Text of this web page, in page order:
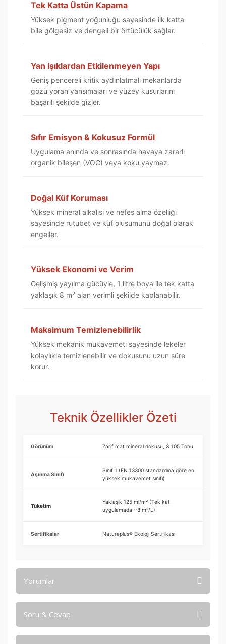
Tek Katta Üstün Kapama
Yüksek pigment yoğunluğu sayesinde ilk katta
bile gölgesiz ve dengeli bir örtücülük sağlar.
Yan Işıklardan Etkilenmeyen Yapı
Geniş pencereli kritik aydınlatmalı mekanlarda
gözü yoran yansımaları ve yüzey kusurlarını
başarılı şekilde gizler.
Sıfır Emisyon & Kokusuz Formül
Uygulama anında ve sonrasında havaya zararlı
organik bileşen (VOC) veya koku yaymaz.
Doğal Küf Koruması
Yüksek mineral alkalisi ve nefes alma özelliği
sayesinde rutubet ve küf oluşumunu doğal olarak
engeller.
Yüksek Ekonomi ve Verim
Gelişmiş yayılma gücüyle, 1 litre boya ile tek katta
yaklaşık 8 m² alan verimli şekilde kaplanabilir.
Maksimum Temizlenebilirlik
Yüksek mekanik mukavemeti sayesinde lekeler
kolaylıkla temizlenebilir ve dokusunu uzun süre
korur.
Teknik Özellikler Özeti
Görünüm Zarif mat mineral dokusu, S 105 Tonu
Aşınma Sınıfı
Sınıf 1 (EN 13300 standardına göre en
yüksek mukavemet sınıfı)
Tüketim
Yaklaşık 125 ml/m² (Tek kat
uygulamada ~8 m²/L)
Sertifikalar Natureplus® Ekoloji Sertifikası
Yorumlar
Soru & Cevap